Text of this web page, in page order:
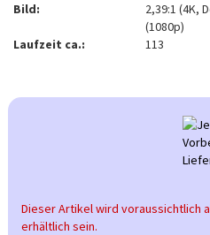
Bild:
2,39:1 (4K,
(1080p)
Laufzeit ca.:
113
Dieser Artikel wird voraussichtlich
erhältlich sein.